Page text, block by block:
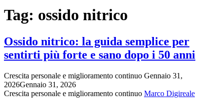
Tag: ossido nitrico
Ossido nitrico: la guida semplice per
sentirti più forte e sano dopo i 50 anni
Crescita personale e miglioramento continuo Gennaio 31,
2026Gennaio 31, 2026
Crescita personale e miglioramento continuo Marco Digireale